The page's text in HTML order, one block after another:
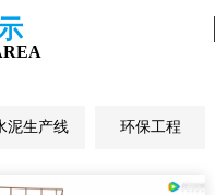
泥生产线 环保工程